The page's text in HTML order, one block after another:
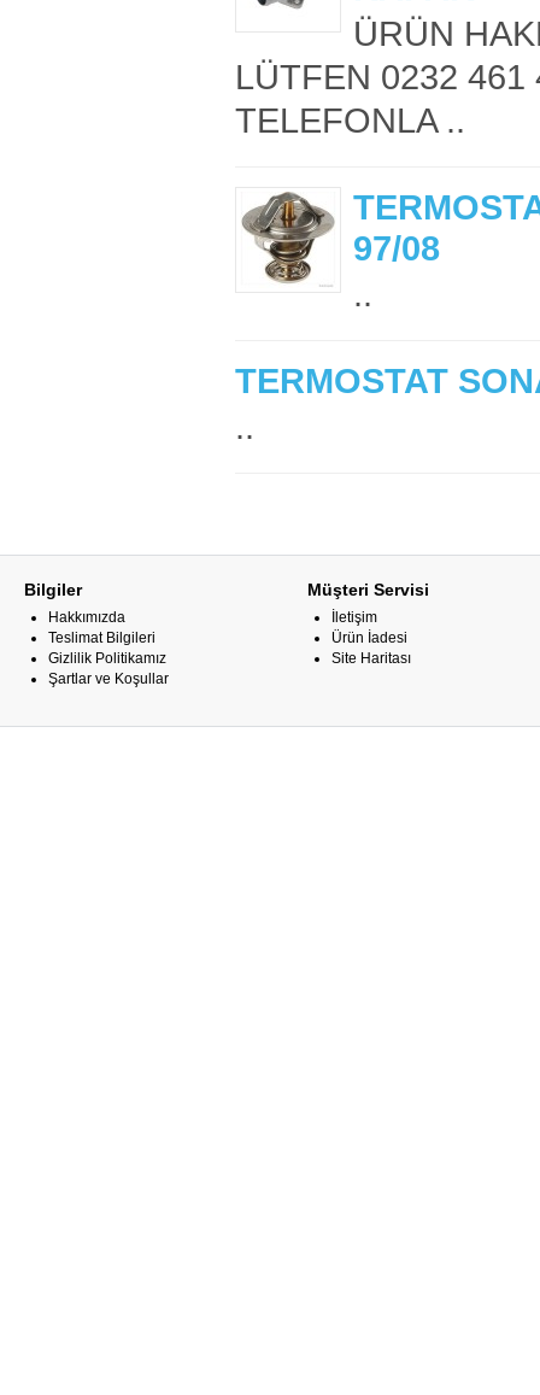
ÜRÜN
LÜTFEN 0232 461
TELEFONLA ..
97/08
..
TERMOSTAT
..
Bilgiler
Hakkımızda
Teslimat Bilgileri
Gizlilik Politikamız
Şartlar ve Koşullar
Müşteri Servisi
İletişim
Ürün İadesi
Site Haritası